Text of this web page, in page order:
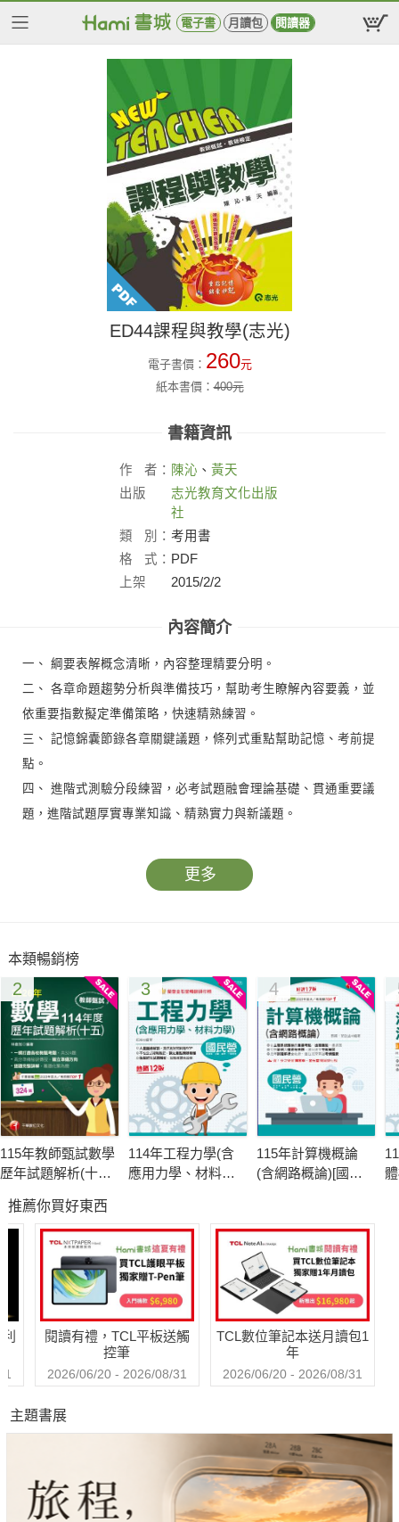
電子書 月讀包 閱讀器
ED44課程與教學(志光)
電子書價： 260元
紙本書價：400元
書籍資訊
作 者： 陳沁 、 黃天
出版
志光教育文化出版
社
類
別： 考用書
格
式： PDF
上架
2015/2/2
內容簡介
一、 綱要表解概念清晰，內容整理精要分明。
二、 各章命題趨勢分析與準備技巧，幫助考生瞭解內容要義，並
依重要指數擬定準備策略，快速精熟練習。
三、 記憶錦囊節錄各章關鍵議題，條列式重點幫助記憶、考前提
點。
四、 進階式測驗分段練習，必考試題融會理論基礎、貫通重要議
題，進階試題厚實專業知識、精熟實力與新議題。
更多
本類暢銷榜
2
115年教師甄試數學
歷年試題解析(十
試]
3
114年工程力學(含
應用力學、材料力
4
115年計算機概論
(含網路概論)[國民
推薦你買好東西
閱讀有禮，TCL平板送觸
控筆
2026/06/20 - 2026/08/31
TCL數位筆記本送月讀包1
年
2026/06/20 - 2026/08/31
主題書展